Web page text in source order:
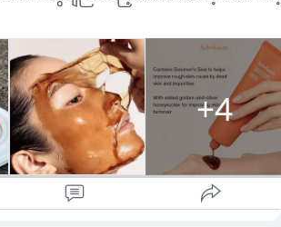
အကြေး အဆီဖု အဆီခဲတွေကို အကုန်ဖယ်ရှား
င်းလာစေတဲ့ Exfoliant ပါမယ်
ြီးတဲ့ Sulwhasoo ရဲ့ peel off mask ပါ
င် မနက်ကျ စိုအိတင်းရင်းပြီး ကျန်းမာတဲ့
ေမယ့် Sleeping mask လေးလဲပါတော့
ာပြီး ကြည်ဝင်းချောမွတ်လာစေမှာ အသေ
ဆက်သွယ်မှာယူနိုင်ပါတယ်
+4